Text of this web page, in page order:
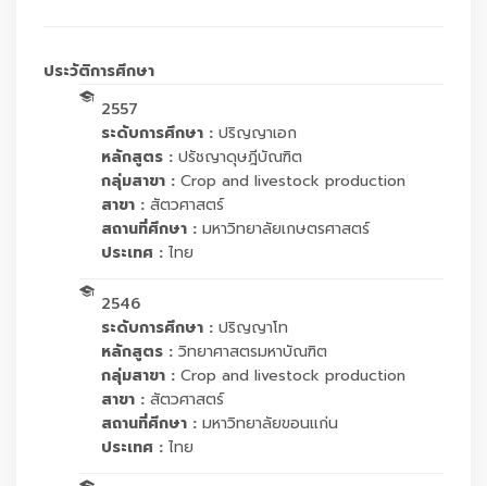
ประวัติการศึกษา
2557
ระดับการศึกษา : ปริญญาเอก
หลักสูตร : ปรัชญาดุษฎีบัณฑิต
กลุ่มสาขา : Crop and livestock production
สาขา : สัตวศาสตร์
สถานที่ศึกษา : มหาวิทยาลัยเกษตรศาสตร์
ประเทศ : ไทย
2546
ระดับการศึกษา : ปริญญาโท
หลักสูตร : วิทยาศาสตรมหาบัณฑิต
กลุ่มสาขา : Crop and livestock production
สาขา : สัตวศาสตร์
สถานที่ศึกษา : มหาวิทยาลัยขอนแก่น
ประเทศ : ไทย